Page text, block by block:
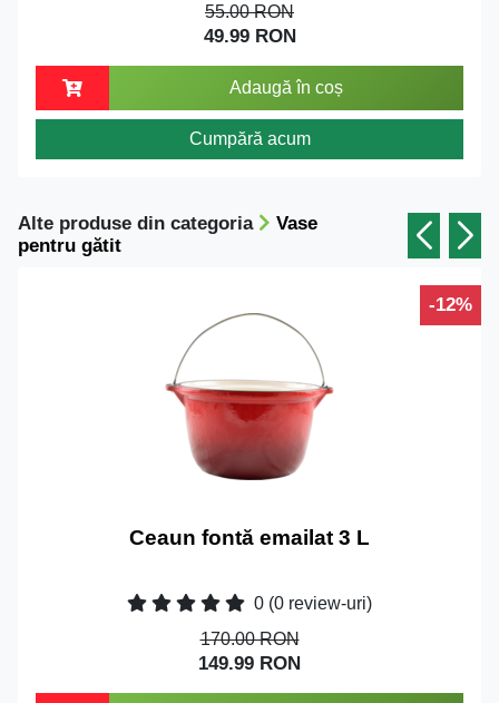
55.00 RON
49.99 RON
Adaugă în coș
Cumpără acum
Alte produse din categoria
Vase
pentru gătit
-12%
Ceaun fontă emailat 3 L
0 (0 review-uri)
170.00 RON
149.99 RON